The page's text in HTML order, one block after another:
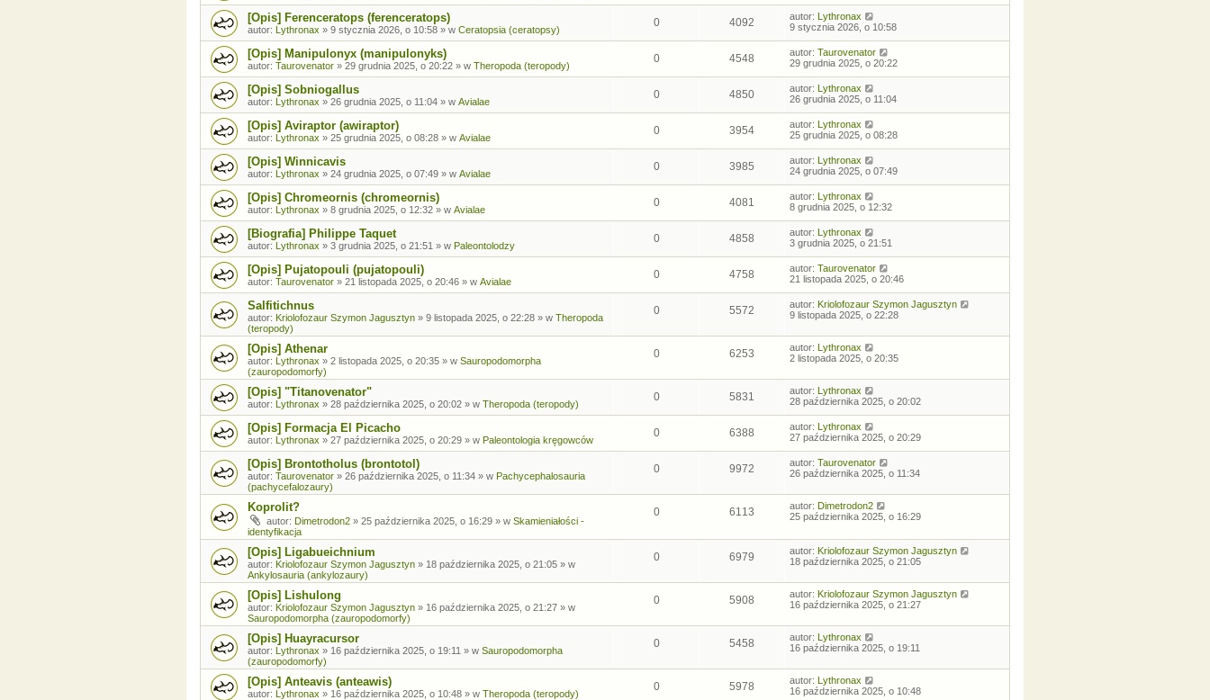
[Opis] Ferenceratops (ferenceratops)
autor: Lythronax » 9 stycznia 2026, o 10:58 » w Ceratopsia (ceratopsy)
0 4092 autor: Lythronax
9 stycznia 2026, o 10:58
[Opis] Manipulonyx (manipulonyks)
autor: Taurovenator » 29 grudnia 2025, o 20:22 » w Theropoda (teropody)
0 4548 autor: Taurovenator
29 grudnia 2025, o 20:22
[Opis] Sobniogallus
autor: Lythronax » 26 grudnia 2025, o 11:04 » w Avialae
0 4850 autor: Lythronax
26 grudnia 2025, o 11:04
[Opis] Aviraptor (awiraptor)
autor: Lythronax » 25 grudnia 2025, o 08:28 » w Avialae
0 3954 autor: Lythronax
25 grudnia 2025, o 08:28
[Opis] Winnicavis
autor: Lythronax » 24 grudnia 2025, o 07:49 » w Avialae
0 3985 autor: Lythronax
24 grudnia 2025, o 07:49
[Opis] Chromeornis (chromeornis)
autor: Lythronax » 8 grudnia 2025, o 12:32 » w Avialae
0 4081 autor: Lythronax
8 grudnia 2025, o 12:32
[Biografia] Philippe Taquet
autor: Lythronax » 3 grudnia 2025, o 21:51 » w Paleontolodzy
0 4858 autor: Lythronax
3 grudnia 2025, o 21:51
[Opis] Pujatopouli (pujatopouli)
autor: Taurovenator » 21 listopada 2025, o 20:46 » w Avialae
0 4758 autor: Taurovenator
21 listopada 2025, o 20:46
Salfitichnus
autor: Kriolofozaur Szymon Jagusztyn » 9 listopada 2025, o 22:28 » w Theropoda
(teropody)
0 5572 autor: Kriolofozaur Szymon Jagusztyn
9 listopada 2025, o 22:28
[Opis] Athenar
autor: Lythronax » 2 listopada 2025, o 20:35 » w Sauropodomorpha
(zauropodomorfy)
0 6253 autor: Lythronax
2 listopada 2025, o 20:35
[Opis] "Titanovenator"
autor: Lythronax » 28 października 2025, o 20:02 » w Theropoda (teropody)
0 5831 autor: Lythronax
28 października 2025, o 20:02
[Opis] Formacja El Picacho
autor: Lythronax » 27 października 2025, o 20:29 » w Paleontologia kręgowców
0 6388 autor: Lythronax
27 października 2025, o 20:29
[Opis] Brontotholus (brontotol)
autor: Taurovenator » 26 października 2025, o 11:34 » w Pachycephalosauria
(pachycefalozaury)
0 9972 autor: Taurovenator
26 października 2025, o 11:34
Koprolit?
autor: Dimetrodon2 » 25 października 2025, o 16:29 » w Skamieniałości -
identyfikacja
0 6113 autor: Dimetrodon2
25 października 2025, o 16:29
[Opis] Ligabueichnium
autor: Kriolofozaur Szymon Jagusztyn » 18 października 2025, o 21:05 » w
Ankylosauria (ankylozaury)
0 6979 autor: Kriolofozaur Szymon Jagusztyn
18 października 2025, o 21:05
[Opis] Lishulong
autor: Kriolofozaur Szymon Jagusztyn » 16 października 2025, o 21:27 » w
Sauropodomorpha (zauropodomorfy)
0 5908 autor: Kriolofozaur Szymon Jagusztyn
16 października 2025, o 21:27
[Opis] Huayracursor
autor: Lythronax » 16 października 2025, o 19:11 » w Sauropodomorpha
(zauropodomorfy)
0 5458 autor: Lythronax
16 października 2025, o 19:11
[Opis] Anteavis (anteawis)
autor: Lythronax » 16 października 2025, o 10:48 » w Theropoda (teropody)
0 5978 autor: Lythronax
16 października 2025, o 10:48